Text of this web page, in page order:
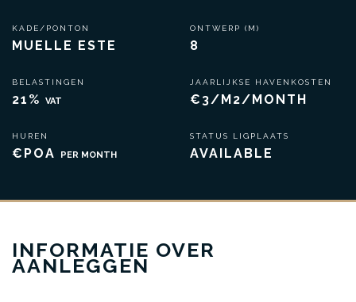
KADE/PONTON
MUELLE ESTE
BELASTINGEN
21% VAT
HUREN
€POA PER MONTH
ONTWERP (M)
8
JAARLIJKSE HAVENKOSTEN
€3/M2/MONTH
STATUS LIGPLAATS
AVAILABLE
INFORMATIE OVER
AANLEGGEN